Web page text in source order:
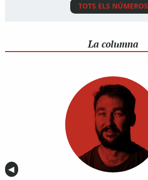
TOTS ELS NÚMEROS
La columna
Anterior
◀︎